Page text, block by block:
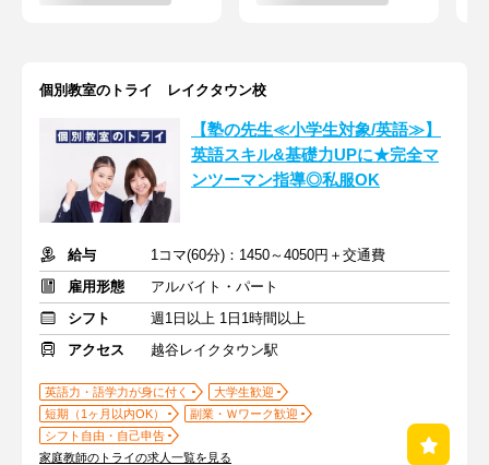
個別教室のトライ レイクタウン校
【塾の先生≪小学生対象/英語≫】
英語スキル&基礎力UPに★完全マ
ンツーマン指導◎私服OK
給与
1コマ(60分)：1450～4050円＋交通費
雇用形態
アルバイト・パート
シフト
週1日以上 1日1時間以上
アクセス
越谷レイクタウン駅
英語力・語学力が身に付く
大学生歓迎
短期（1ヶ月以内OK）
副業・Ｗワーク歓迎
シフト自由・自己申告
家庭教師のトライの求人一覧を見る